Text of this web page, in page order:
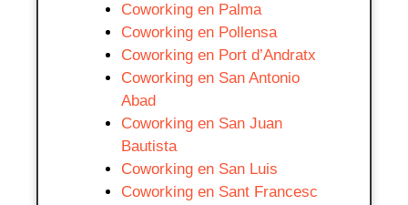
Coworking en Palma
Coworking en Pollensa
Coworking en Port d’Andratx
Coworking en San Antonio
Abad
Coworking en San Juan
Bautista
Coworking en San Luis
Coworking en Sant Francesc